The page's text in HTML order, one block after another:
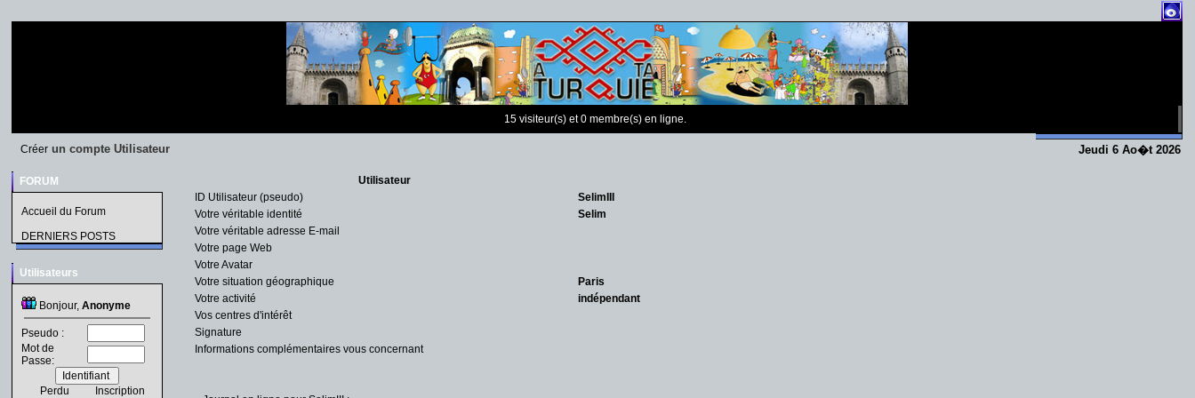
15 visiteur(s) et 0 membre(s) en ligne.
Créer un compte Utilisateur Jeudi 6 Ao�t 2026
FORUM
Accueil du Forum
DERNIERS POSTS
Utilisateurs
Bonjour, Anonyme
Pseudo :
Mot de
Passe:
Perdu Inscription
Utilisateur
ID Utilisateur (pseudo)
SelimIII
Votre véritable identité
Selim
Votre véritable adresse E-mail
Votre page Web
Votre Avatar
Votre situation géographique
Paris
Votre activité
indépendant
Vos centres d'intérêt
Signature
Informations complémentaires vous concernant